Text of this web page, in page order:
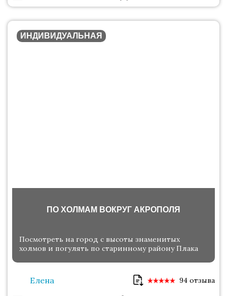
ИНДИВИДУАЛЬНАЯ
ПО ХОЛМАМ ВОКРУГ АКРОПОЛЯ
Посмотреть на город с высоты знаменитых
холмов и погулять по старинному району Плака
Елена 94 отзыва